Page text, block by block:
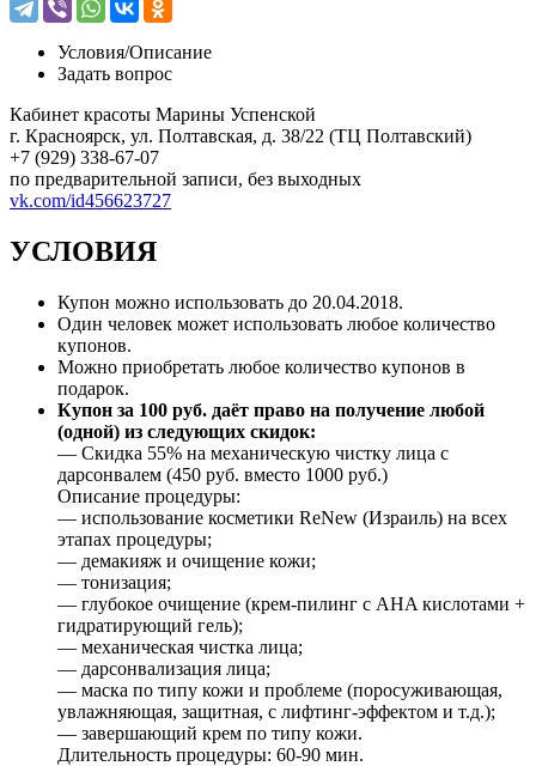
Условия/Описание
Задать вопрос
Кабинет красоты Марины Успенской
г. Красноярск, ул. Полтавская, д. 38/22 (ТЦ Полтавский)
+7 (929) 338-67-07
по предварительной записи, без выходных
vk.com/id456623727
УСЛОВИЯ
Купон можно использовать до 20.04.2018.
Один человек может использовать любое количество
купонов.
Можно приобретать любое количество купонов в
подарок.
Купон за 100 руб. даёт право на получение любой
(одной) из следующих скидок:
— Скидка 55% на механическую чистку лица с
дарсонвалем (450 руб. вместо 1000 руб.)
Описание процедуры:
— использование косметики ReNew (Израиль) на всех
этапах процедуры;
— демакияж и очищение кожи;
— тонизация;
— глубокое очищение (крем-пилинг с AHA кислотами +
гидратирующий гель);
— механическая чистка лица;
— дарсонвализация лица;
— маска по типу кожи и проблеме (поросуживающая,
увлажняющая, защитная, с лифтинг-эффектом и т.д.);
— завершающий крем по типу кожи.
Длительность процедуры: 60-90 мин.